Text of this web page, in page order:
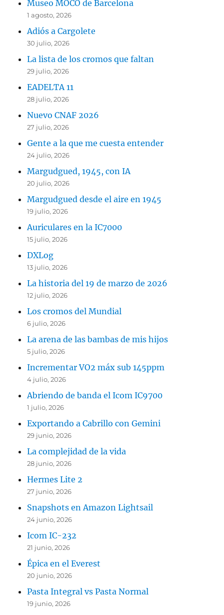
Museo MOCO de Barcelona
1 agosto, 2026
Adiós a Cargolete
30 julio, 2026
La lista de los cromos que faltan
29 julio, 2026
EADELTA 11
28 julio, 2026
Nuevo CNAF 2026
27 julio, 2026
Gente a la que me cuesta entender
24 julio, 2026
Margudgued, 1945, con IA
20 julio, 2026
Margudgued desde el aire en 1945
19 julio, 2026
Auriculares en la IC7000
15 julio, 2026
DXLog
13 julio, 2026
La historia del 19 de marzo de 2026
12 julio, 2026
Los cromos del Mundial
6 julio, 2026
La arena de las bambas de mis hijos
5 julio, 2026
Incrementar VO2 máx sub 145ppm
4 julio, 2026
Abriendo de banda el Icom IC9700
1 julio, 2026
Exportando a Cabrillo con Gemini
29 junio, 2026
La complejidad de la vida
28 junio, 2026
Hermes Lite 2
27 junio, 2026
Snapshots en Amazon Lightsail
24 junio, 2026
Icom IC-232
21 junio, 2026
Épica en el Everest
20 junio, 2026
Pasta Integral vs Pasta Normal
19 junio, 2026